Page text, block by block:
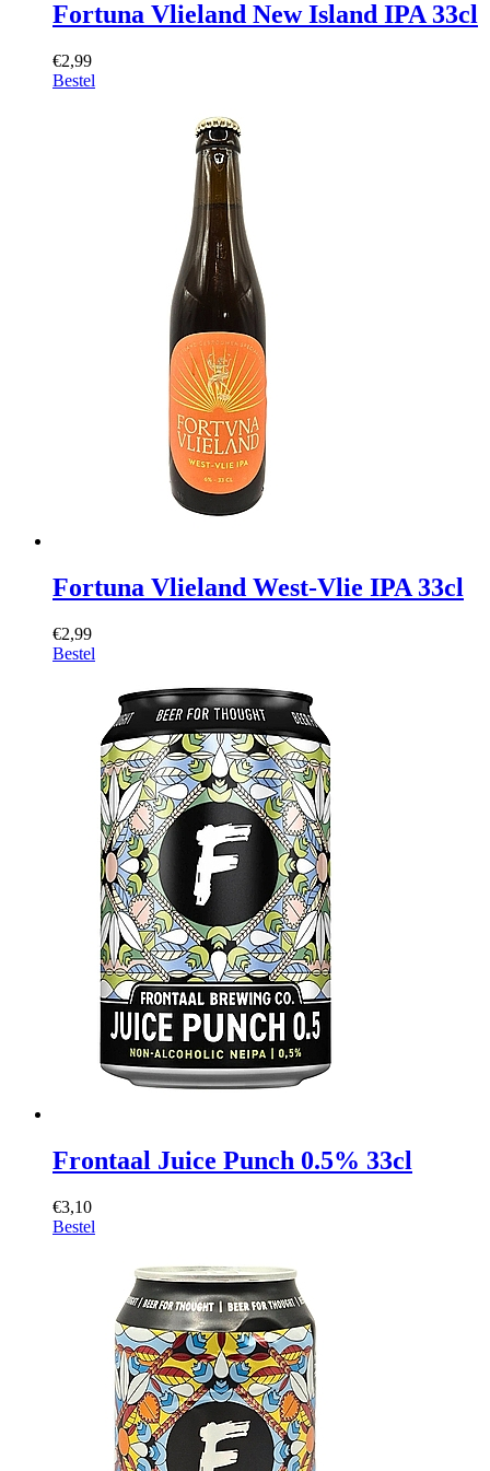
Fortuna Vlieland New Island IPA 33cl
€2,99
Bestel
Fortuna Vlieland West-Vlie IPA 33cl
€2,99
Bestel
Frontaal Juice Punch 0.5% 33cl
€3,10
Bestel